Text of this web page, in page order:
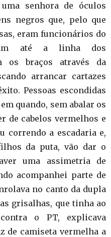
senhora de óculos
negros que, pelo que
eram funcionários do
até a linha dos
os braços através da
arrancar cartazes
Pessoas escondidas
quando, sem abalar os
de cabelos vermelhos e
correndo a escadaria e,
da puta, vão dar o
uma assimetria de
acompanhei parte de
no canto da dupla
grisalhas, que tinha ao
o PT, explicava
de camiseta vermelha a